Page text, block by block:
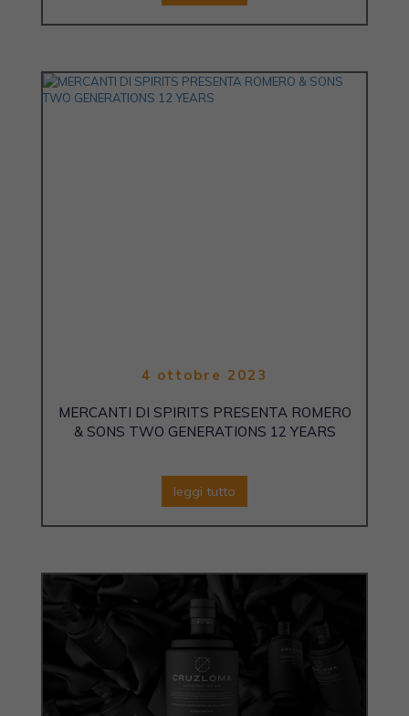
4 ottobre 2023
MERCANTI DI SPIRITS PRESENTA ROMERO
& SONS TWO GENERATIONS 12 YEARS
leggi tutto